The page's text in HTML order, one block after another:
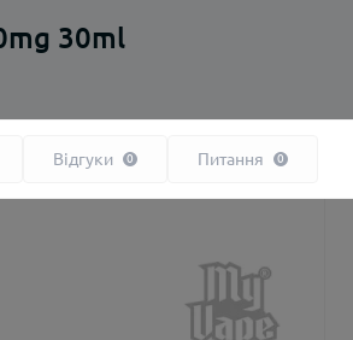
30ml
Відгуки 0 Питання 0